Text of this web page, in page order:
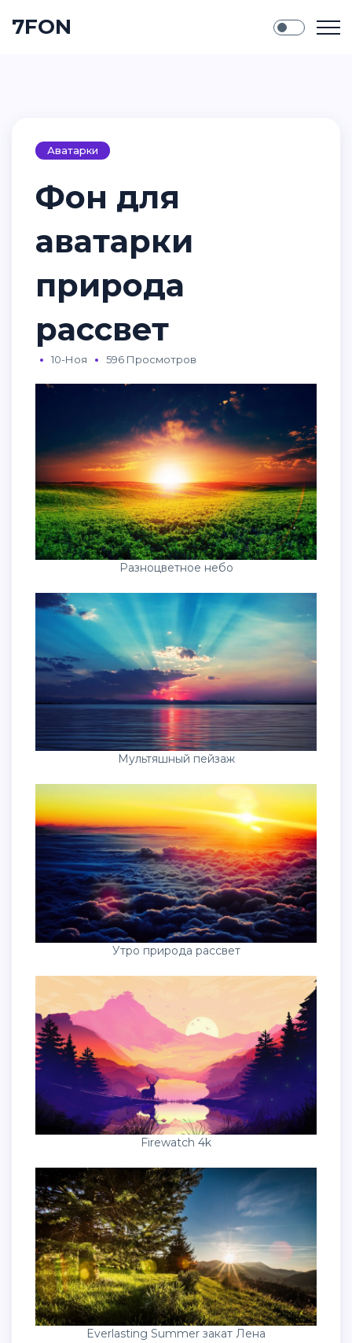
7FON
Аватарки
Фон для
аватарки
природа
рассвет
10-Ноя 596 Просмотров
Разноцветное небо
Мультяшный пейзаж
Утро природа рассвет
Firewatch 4k
Everlasting Summer закат Лена